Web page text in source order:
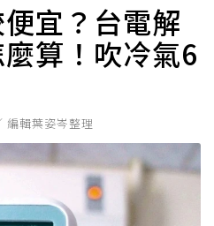
宜？台電解
算！吹冷氣6
編輯葉姿岑整理